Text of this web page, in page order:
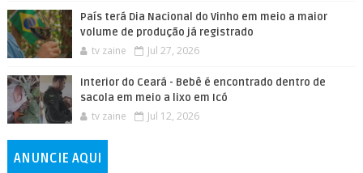
País terá Dia Nacional do Vinho em meio a maior
volume de produção já registrado
tv zaine Jul 27, 2026
Interior do Ceará - Bebê é encontrado dentro de
sacola em meio a lixo em Icó
tv zaine Jul 12, 2026
ANUNCIE AQUI